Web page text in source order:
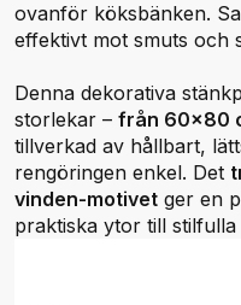
ovanför köksbänken.
effektivt mot smuts och
Denna dekorativa
storlekar – från 60x80
tillverkad av hållbart,
rengöringen enkel. Det
vinden-motivet ger en
praktiska ytor till